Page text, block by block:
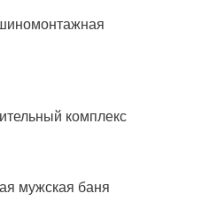
комплекс
мужская баня